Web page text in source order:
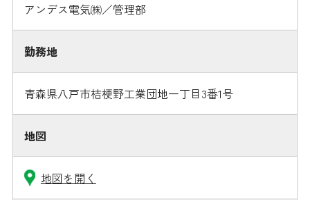
アンデス電気㈱／管理部
勤務地
青森県八戸市桔梗野工業団地一丁目3番1号
地図
地図を開く